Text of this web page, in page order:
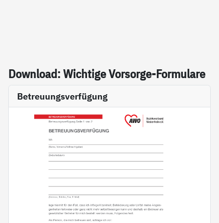
Down­load: Wich­ti­ge Vor­sor­ge-For­mu­la­re
Betreuungsverfügung